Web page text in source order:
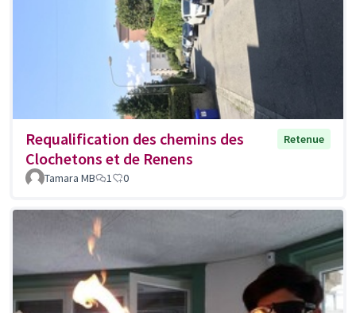
Requalification des chemins des
Clochetons et de Renens
Retenue
Tamara MB 1 0